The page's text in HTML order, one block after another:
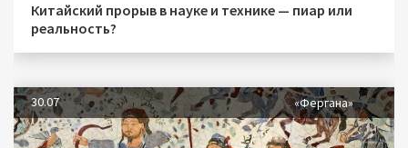
Китайский прорыв в науке и технике — пиар или
реальность?
30.07 «Фергана»